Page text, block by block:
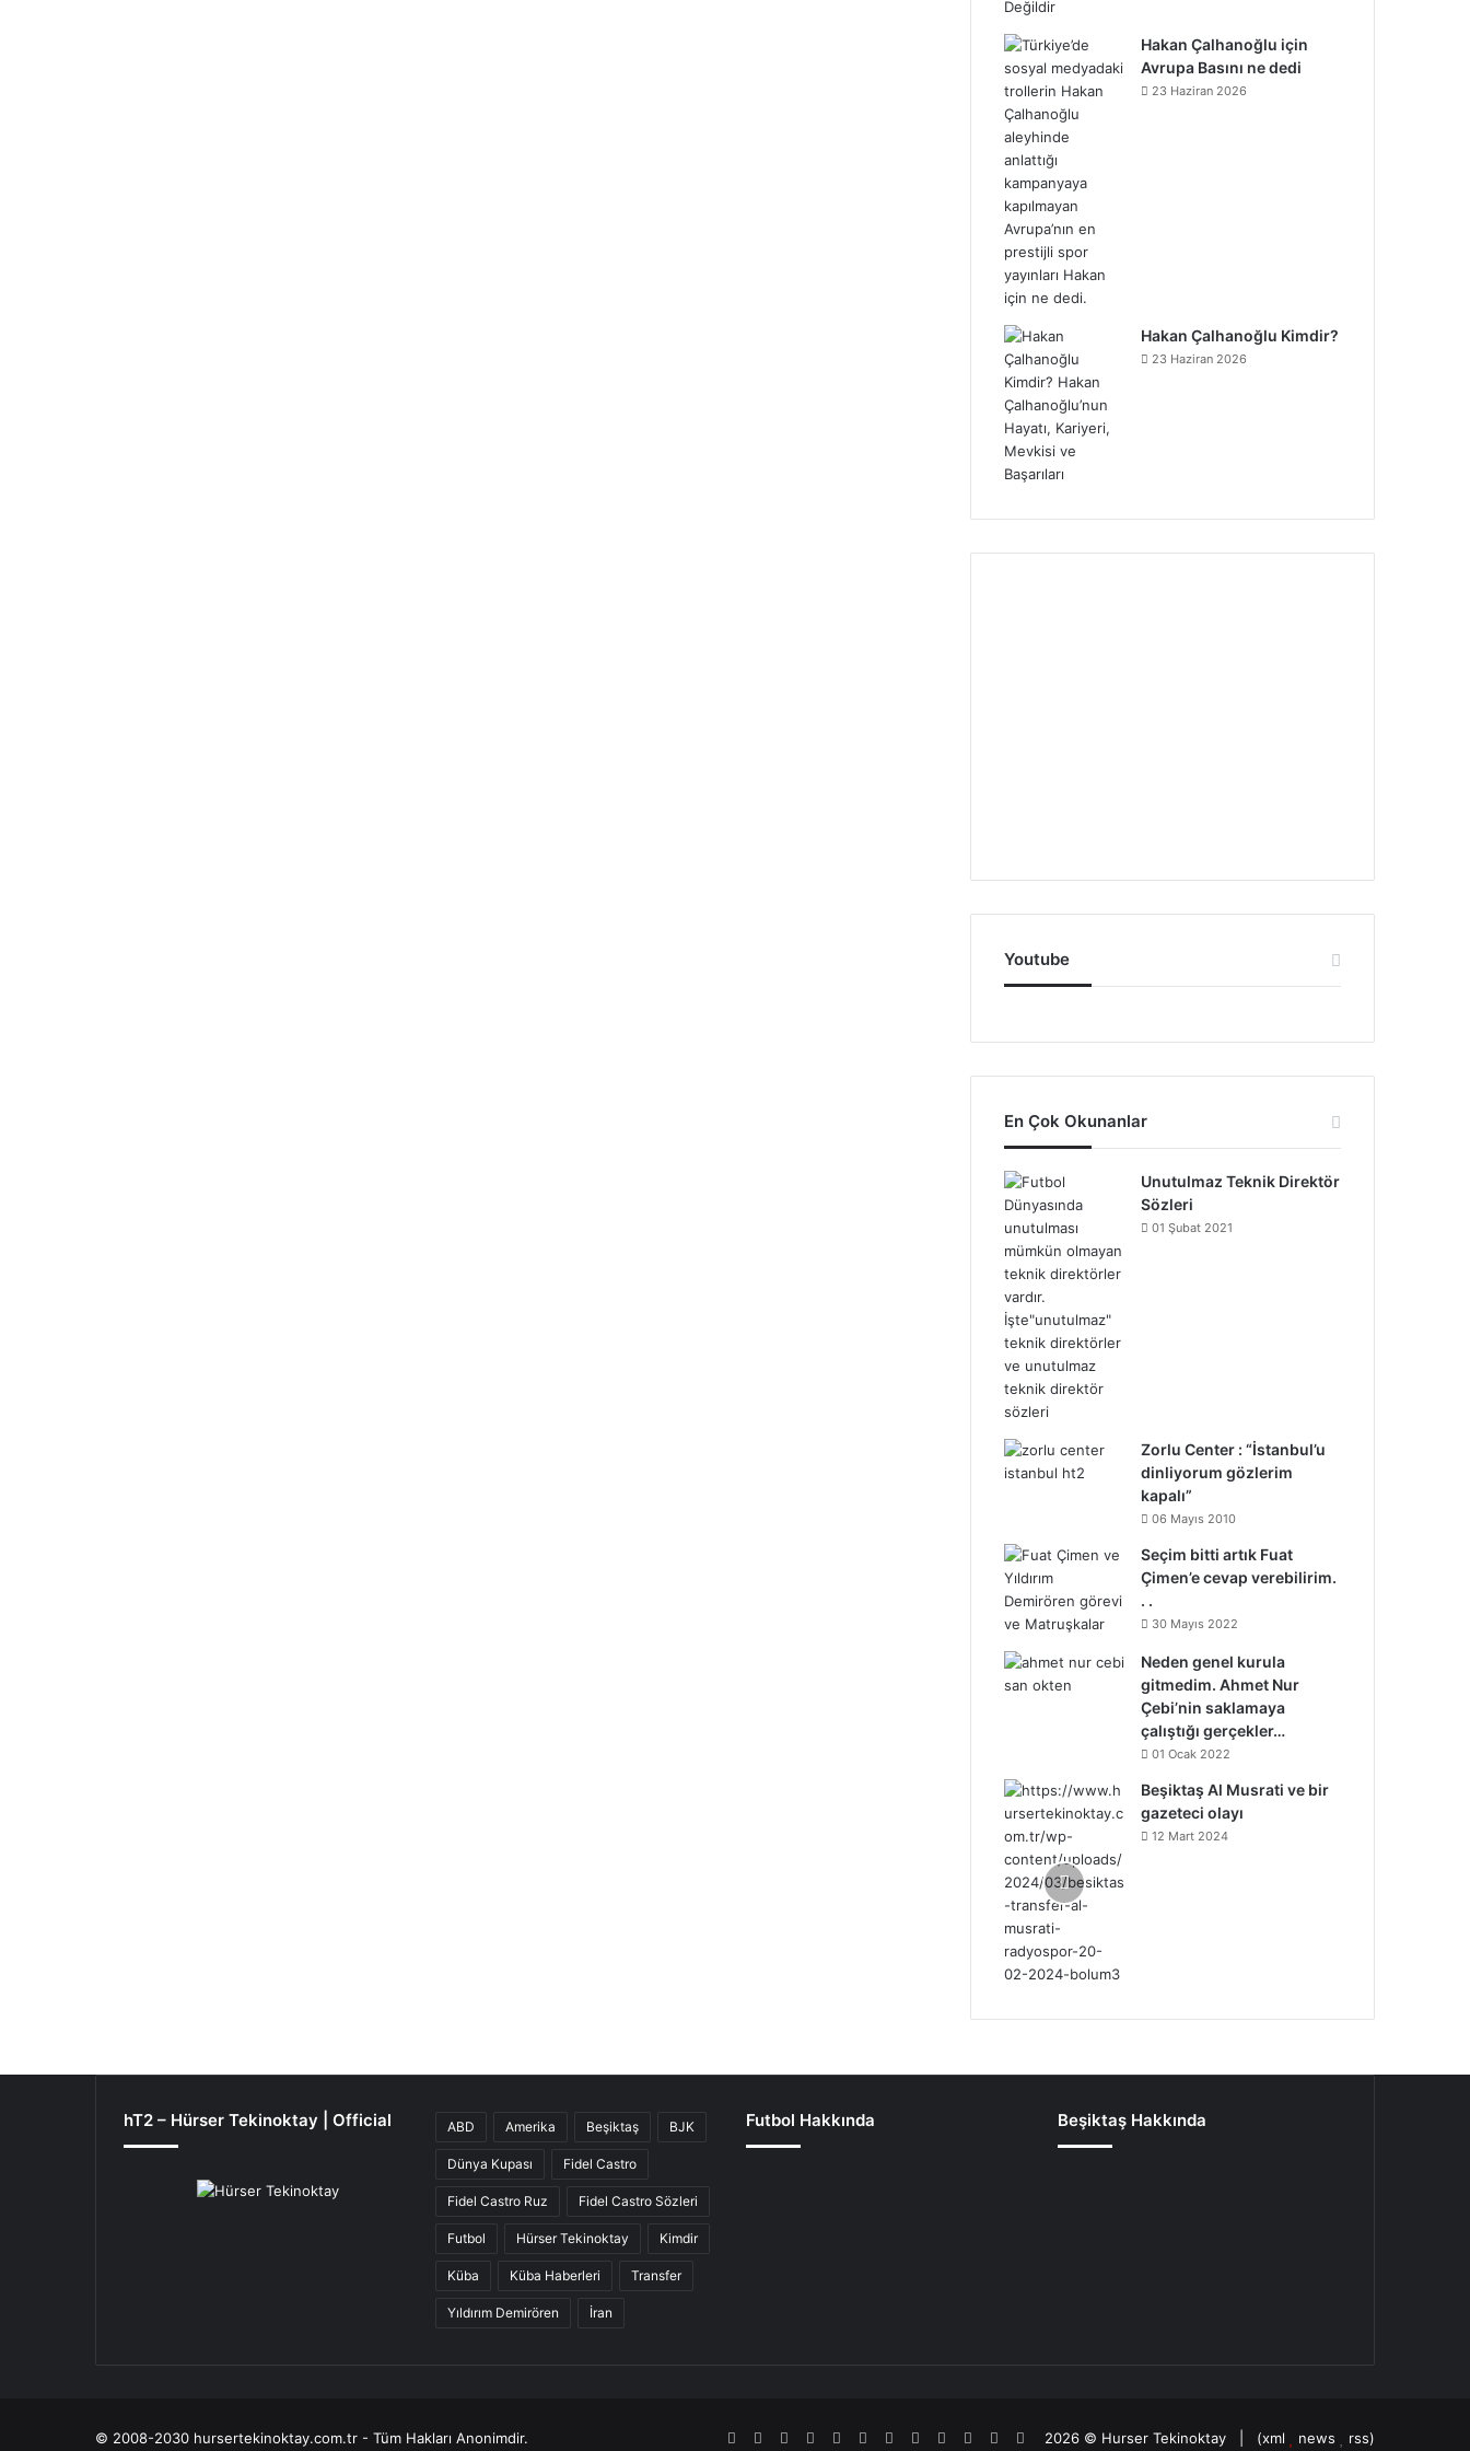
Hakan Çalhanoğlu için
Avrupa Basını ne dedi
23 Haziran 2026
Hakan Çalhanoğlu Kimdir?
23 Haziran 2026
Youtube
En Çok Okunanlar
Unutulmaz Teknik Direktör
Sözleri
01 Şubat 2021
Zorlu Center : “İstanbul’u
dinliyorum gözlerim
kapalı”
06 Mayıs 2010
Seçim bitti artık Fuat
Çimen’e cevap verebilirim.
. .
30 Mayıs 2022
Neden genel kurula
gitmedim. Ahmet Nur
Çebi’nin saklamaya
çalıştığı gerçekler…
01 Ocak 2022
Beşiktaş Al Musrati ve bir
gazeteci olayı
12 Mart 2024
hT2 – Hürser Tekinoktay | Official ABD Amerika Beşiktaş BJK
Dünya Kupası Fidel Castro
Fidel Castro Ruz Fidel Castro Sözleri
Futbol Hürser Tekinoktay Kimdir
Küba Küba Haberleri Transfer
Yıldırım Demirören İran
Futbol Hakkında Beşiktaş Hakkında
© 2008-2030 hursertekinoktay.com.tr - Tüm Hakları Anonimdir. 2026 © Hurser Tekinoktay | (xml news rss)
RSS Facebook
TwitterPinterestLinkedInYouTubeTumblrSoundCloud
Instagram
SpotifyTikTokPatreon